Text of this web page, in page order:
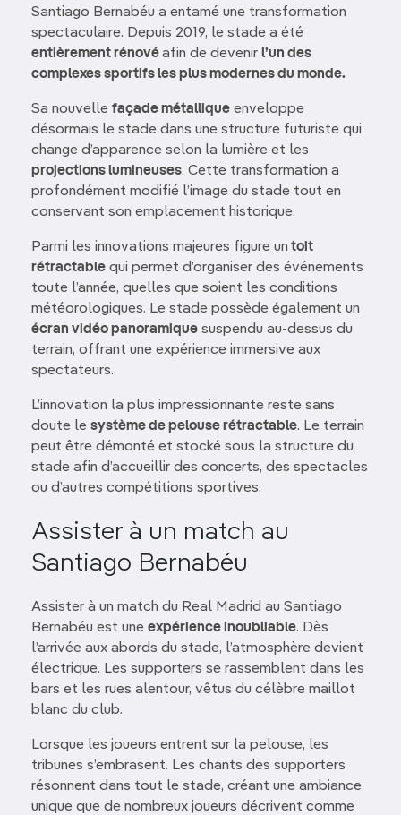
Santiago Bernabéu a entamé une transformation
spectaculaire. Depuis 2019, le stade a été
entièrement rénovéafin de devenir l’un des
complexes sportifs les plus modernes du monde.
Sa nouvelle façade métallique enveloppe
désormais le stade dans une structure futuriste qui
change d’apparence selon la lumière et les
projections lumineuses. Cette transformation a
profondément modifié l’image du stade tout en
conservant son emplacement historique.
Parmi les innovations majeures figure un toit
rétractable qui permet d’organiser des événements
toute l’année, quelles que soient les conditions
météorologiques. Le stade possède également un
écran vidéo panoramique suspendu au-dessus du
terrain, offrant une expérience immersive aux
spectateurs.
L’innovation la plus impressionnante reste sans
doute le système de pelouse rétractable. Le terrain
peut être démonté et stocké sous la structure du
stade afin d’accueillir des concerts, des spectacles
ou d’autres compétitions sportives.
Assister à un match au
Santiago Bernabéu
Assister à un match du Real Madrid au Santiago
Bernabéu est une expérience inoubliable. Dès
l’arrivée aux abords du stade, l’atmosphère devient
électrique. Les supporters se rassemblent dans les
bars et les rues alentour, vêtus du célèbre maillot
blanc du club.
Lorsque les joueurs entrent sur la pelouse, les
tribunes s’embrasent. Les chants des supporters
résonnent dans tout le stade, créant une ambiance
unique que de nombreux joueurs décrivent comme